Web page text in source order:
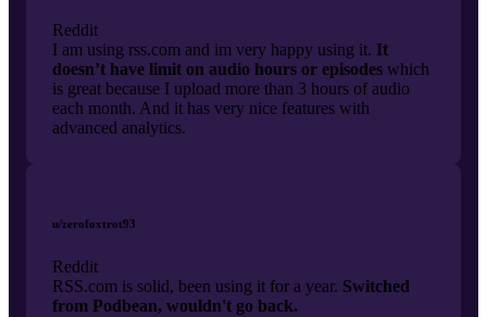
Reddit
I am using rss.com and im very happy using it. It
doesn’t have limit on audio hours or episodes which
is great because I upload more than 3 hours of audio
each month. And it has very nice features with
advanced analytics.
u/zerofoxtrot93
Reddit
RSS.com is solid, been using it for a year. Switched
from Podbean, wouldn't go back.